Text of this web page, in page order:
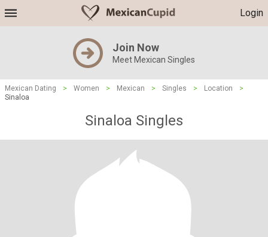
Login
Join Now
Meet Mexican Singles
Mexican Dating > Women > Mexican > Singles > Location
>
Sinaloa
Sinaloa Singles